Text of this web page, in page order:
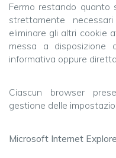
Fermo restando quanto
strettamente
eliminare gli altri cookie
messa a disposizione
informativa oppure
Ciascun browser
gestione delle
Microsoft Internet